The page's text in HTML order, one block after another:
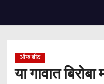
ऑफ बीट
या गावात